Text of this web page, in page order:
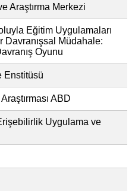
Araştırma Merkezi
Eğitim Uygulamaları
Davranışsal Müdahale:
Oyunu
Enstitüsü
ABD
Uygulama ve